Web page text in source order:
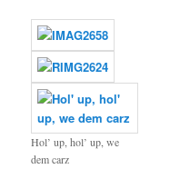
Hol’ up, hol’ up, we
dem carz